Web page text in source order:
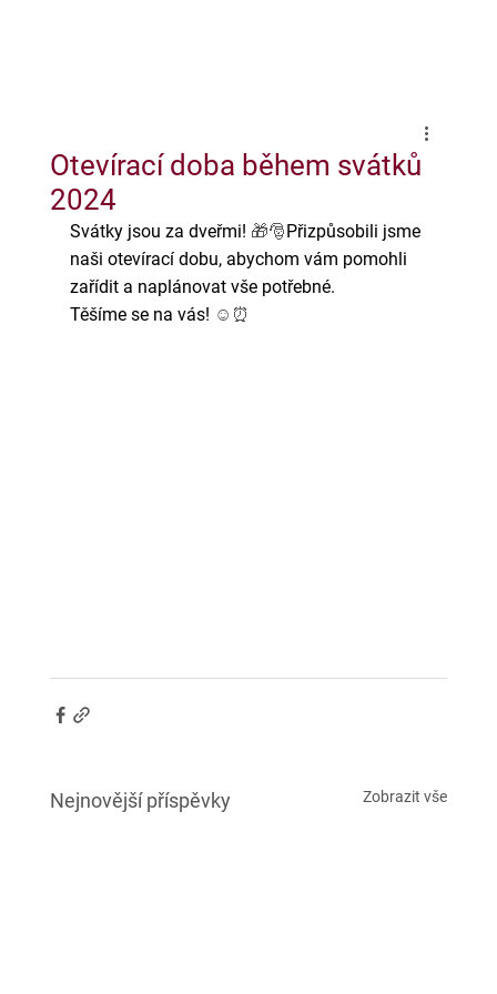
Otevírací doba během svátků
2024
Svátky jsou za dveřmi! 🎁🎅Přizpůsobili jsme
naši otevírací dobu, abychom vám pomohli
zařídit a naplánovat vše potřebné.
Těšíme se na vás! ☺️⏰
Nejnovější příspěvky Zobrazit vše